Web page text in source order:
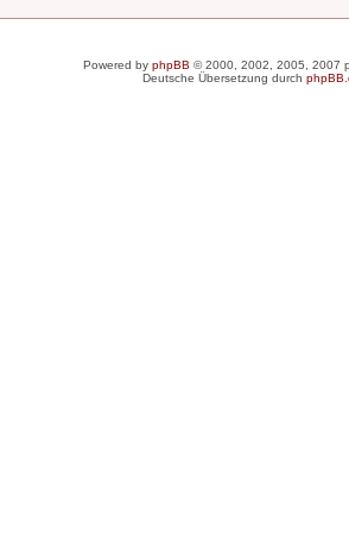
Powered by phpBB © 2000, 2002, 2005, 2007
Deutsche Übersetzung durch